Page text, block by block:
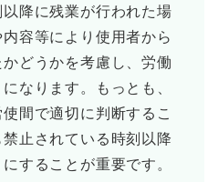
降に残業が行われた場
容等により使用者から
どうかを考慮し、労働
なります。もっとも、
間で適切に判断するこ
止されている時刻以降
することが重要です。